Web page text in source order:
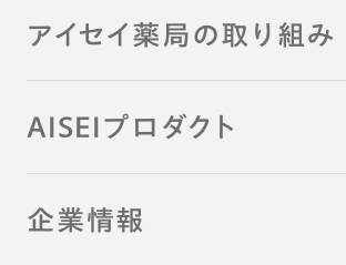
アイセイ薬局の取り組み
AISEIプロダクト
企業情報